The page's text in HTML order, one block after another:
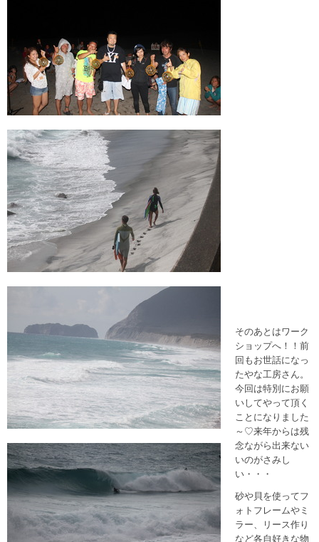
そのあとはワーク
ショップへ！！前
回もお世話になっ
たやな工房さん。
今回は特別にお願
いしてやって頂く
ことになりました
～♡来年からは残
念ながら出来ない
いのがさみし
い・・・
砂や貝を使ってフ
ォトフレームやミ
ラー、リース作り
など各自好きな物